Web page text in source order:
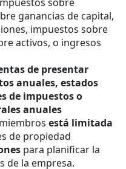
sobre
ganancias de capital,
impuestos sobre
activos, o ingresos
de presentar
anuales, estados
de impuestos o
anuales
está limitada
de propiedad
para planificar la
de la empresa.